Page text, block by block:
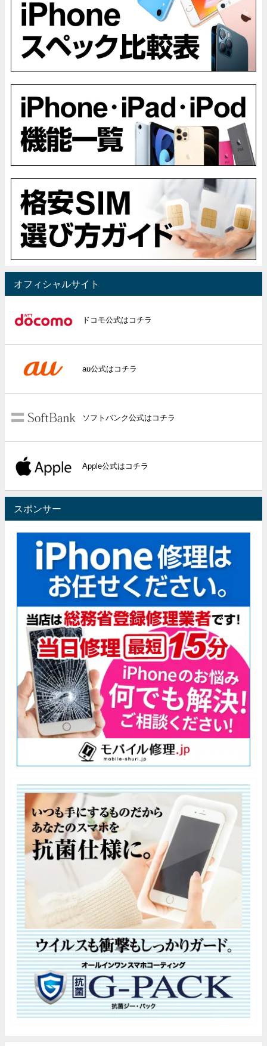
オフィシャルサイト
ドコモ公式はコチラ
au公式はコチラ
ソフトバンク公式はコチラ
Apple公式はコチラ
スポンサー